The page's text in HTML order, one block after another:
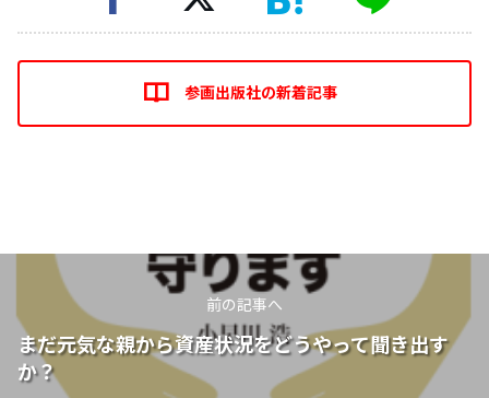
参画出版社の新着記事
前の記事へ
まだ元気な親から資産状況をどうやって聞き出す
か？